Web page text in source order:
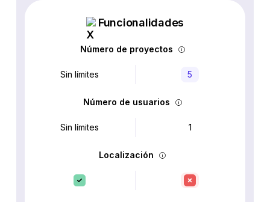
Funcionalidades
Número de proyectos
Sin límites 5
Número de usuarios
Sin límites 1
Localización